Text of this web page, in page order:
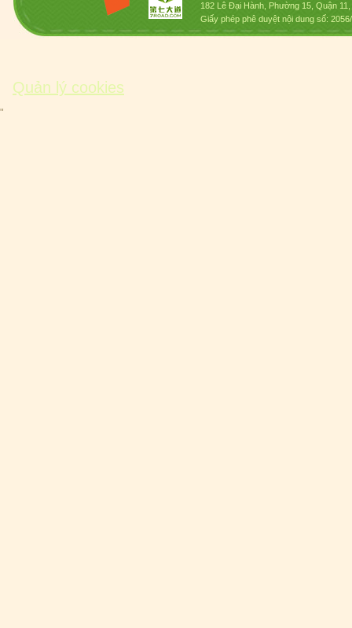
182 Lê Đại Hành, Phường 15, Quận 11,
Giấy phép phê duyệt nội dung số:
Quản lý cookies
"